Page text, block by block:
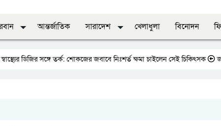
আন্তর্জাতিক সারাদেশ খেলাধুলা বিনোদন
সঙ্গে তর্ক: শোকজের জবাবে নিঃশর্ত ক্ষমা চাইলেন সেই চিকিৎসক জাতীয়